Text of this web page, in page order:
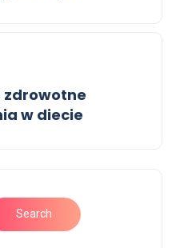
zdrowotne
w diecie